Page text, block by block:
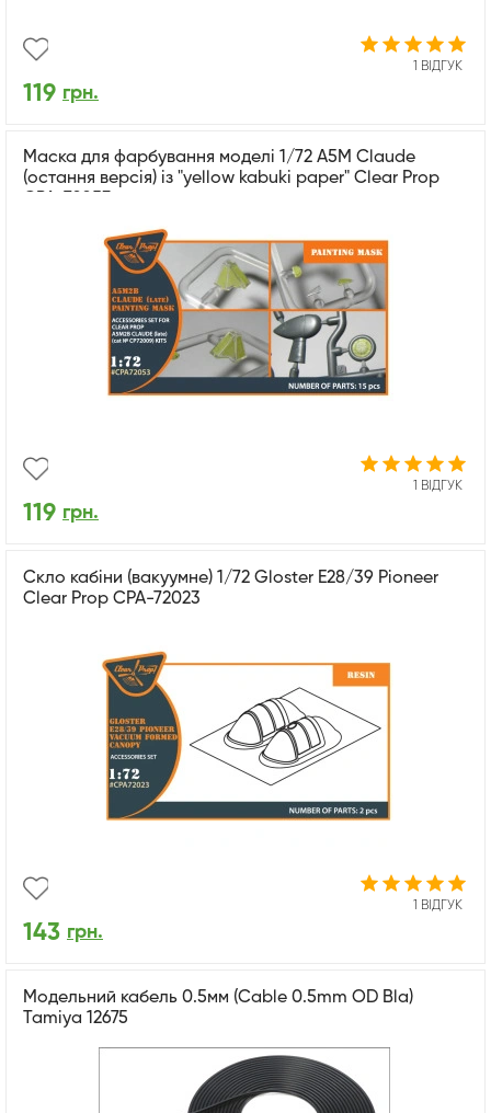
1 ВІДГУК
119 грн.
Маска для фарбування моделі 1/72 A5M Claude
(остання версія) із "yellow kabuki paper" Clear Prop
1 ВІДГУК
119 грн.
Скло кабіни (вакуумне) 1/72 Gloster E28/39 Pioneer
Clear Prop CPA-72023
1 ВІДГУК
143 грн.
Модельний кабель 0.5мм (Cable 0.5mm OD Bla)
Tamiya 12675